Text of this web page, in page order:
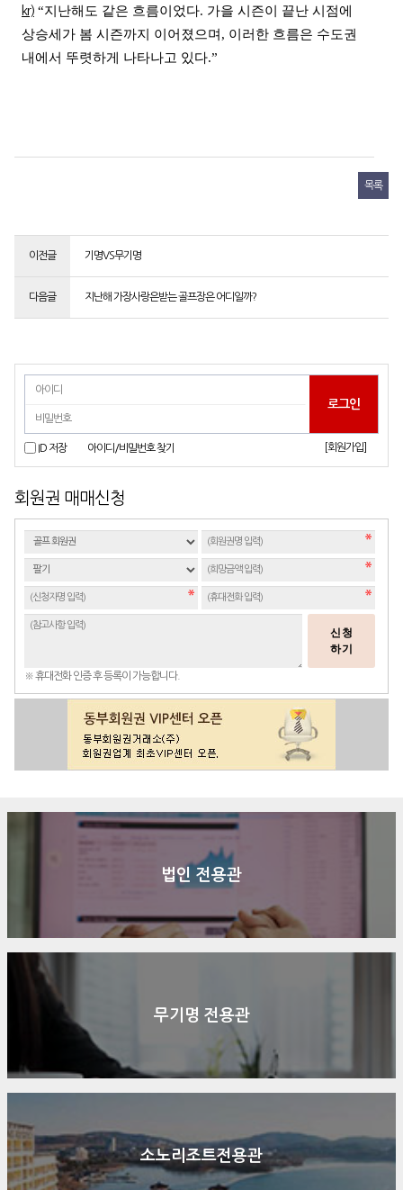
kr) “지난해도 같은 흐름이었다. 가을 시즌이 끝난 시점에
상승세가 봄 시즌까지 이어졌으며, 이러한 흐름은 수도권
내에서 뚜렷하게 나타나고 있다.”
목록
이전글 기명VS무기명
다음글 지난해 가장사랑은받는 골프장은 어디일까?
ID 저장 아이디/비밀번호 찾기 [회원가입]
회원권 매매신청
신청
하기
※ 휴대전화 인증 후 등록이 가능합니다.
법인 전용관
무기명 전용관
소노리조트전용관